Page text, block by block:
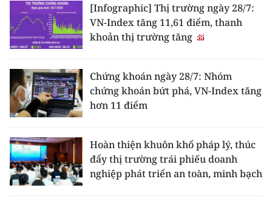
[Infographic] Thị trường ngày 28/7:
VN-Index tăng 11,61 điểm, thanh
khoản thị trường tăng
Chứng khoán ngày 28/7: Nhóm
chứng khoán bứt phá, VN-Index tăng
hơn 11 điểm
Hoàn thiện khuôn khổ pháp lý, thúc
đẩy thị trường trái phiếu doanh
nghiệp phát triển an toàn, minh bạch